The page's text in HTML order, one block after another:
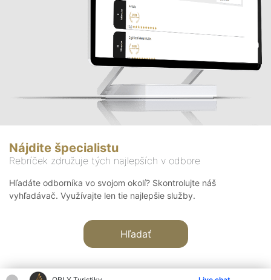
Nájdite špecialistu
Rebríček združuje tých najlepších v odbore
Hľadáte odborníka vo svojom okolí? Skontrolujte náš
vyhľadávač. Využívajte len tie najlepšie služby.
Hľadať